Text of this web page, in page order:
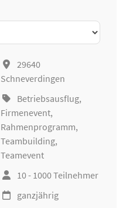
29640
Schneverdingen
Betriebsausflug,
Firmenevent,
Rahmenprogramm,
Teambuilding,
Teamevent
10 - 1000 Teilnehmer
ganzjährig